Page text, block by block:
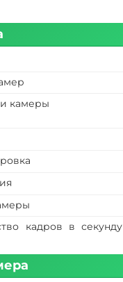
камеры
кадров в секунду